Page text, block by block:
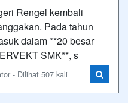
Rengel kembali
Pada tahun
dalam **20 besar
SMK**, s
- Dilihat 507 kali